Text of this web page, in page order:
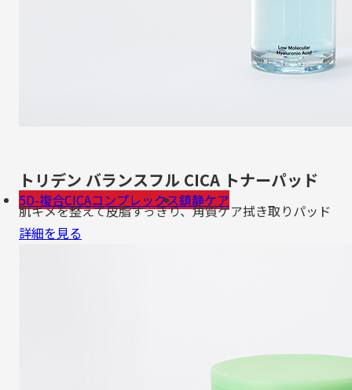
トリデン バランスフル CICA トナーパッド
5D-複合CICAコンプレックス鎮静ケア
肌キメを整えて皮脂すっきり、角質ケア拭き取りパッド
詳細を見る